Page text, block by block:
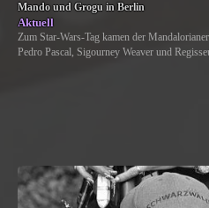
Mando und Grogu in Berlin
Aktuell
Zum Star-Wars-Tag kamen der
Pedro Pascal, Sigourney Weaver und